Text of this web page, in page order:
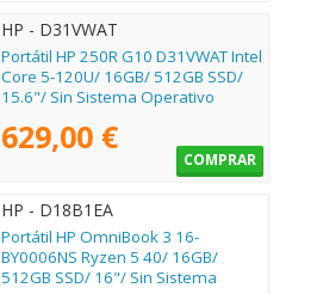
HP - D31VWAT
Portátil HP 250R G10 D31VWAT Intel
Core 5-120U/ 16GB/ 512GB SSD/
15.6"/ Sin Sistema Operativo
629,00 €
COMPRAR
HP - D18B1EA
Portátil HP OmniBook 3 16-
BY0006NS Ryzen 5 40/ 16GB/
512GB SSD/ 16"/ Sin Sistema